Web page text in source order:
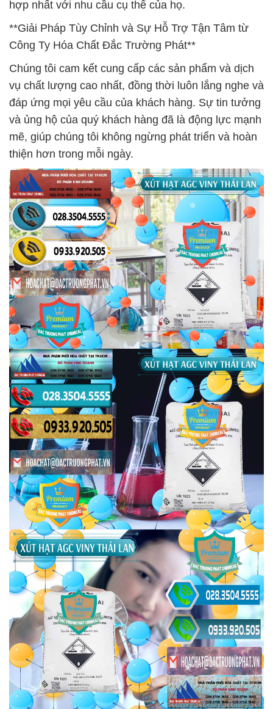
hợp nhất với nhu cầu cụ thể của họ.
**Giải Pháp Tùy Chỉnh và Sự Hỗ Trợ Tận Tâm từ
Công Ty Hóa Chất Đắc Trường Phát**
Chúng tôi cam kết cung cấp các sản phẩm và dịch
vụ chất lượng cao nhất, đồng thời luôn lắng nghe và
đáp ứng mọi yêu cầu của khách hàng. Sự tin tưởng
và ủng hộ của quý khách hàng đã là động lực mạnh
mẽ, giúp chúng tôi không ngừng phát triển và hoàn
thiện hơn trong mỗi ngày.